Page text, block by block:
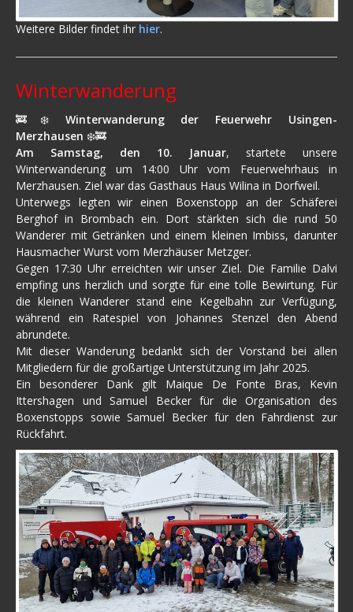
Weitere Bilder findet ihr hier.
Winterwanderung
🚒❄️ Winterwanderung der Feuerwehr Usingen-
Merzhausen ❄️🚒
Am Samstag, den 10. Januar, startete unsere
Winterwanderung um 14:00 Uhr vom Feuerwehrhaus in
Merzhausen. Ziel war das Gasthaus Haus Wilina in Dorfweil.
Unterwegs legten wir einen Boxenstopp an der Schäferei
Berghof in Brombach ein. Dort stärkten sich die rund 50
Wanderer mit Getränken und einem kleinen Imbiss, darunter
Hausmacher Wurst vom Merzhäuser Metzger.
Gegen 17:30 Uhr erreichten wir unser Ziel. Die Familie Dalvi
empfing uns herzlich und sorgte für eine tolle Bewirtung. Für
die kleinen Wanderer stand eine Kegelbahn zur Verfügung,
während ein Ratespiel von Johannes Stenzel den Abend
abrundete.
Mit dieser Wanderung bedankt sich der Vorstand bei allen
Mitgliedern für die großartige Unterstützung im Jahr 2025.
Ein besonderer Dank gilt Maique De Fonte Bras, Kevin
Ittershagen und Samuel Becker für die Organisation des
Boxenstopps sowie Samuel Becker für den Fahrdienst zur
Rückfahrt.